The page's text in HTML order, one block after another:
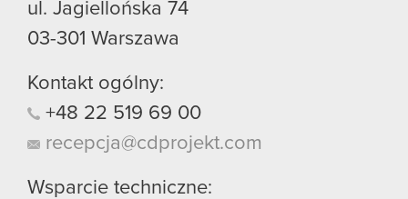
ul. Jagiellońska 74
03-301 Warszawa
Kontakt ogólny:
+48 22 519 69 00
recepcja@cdprojekt.com
Wsparcie techniczne: